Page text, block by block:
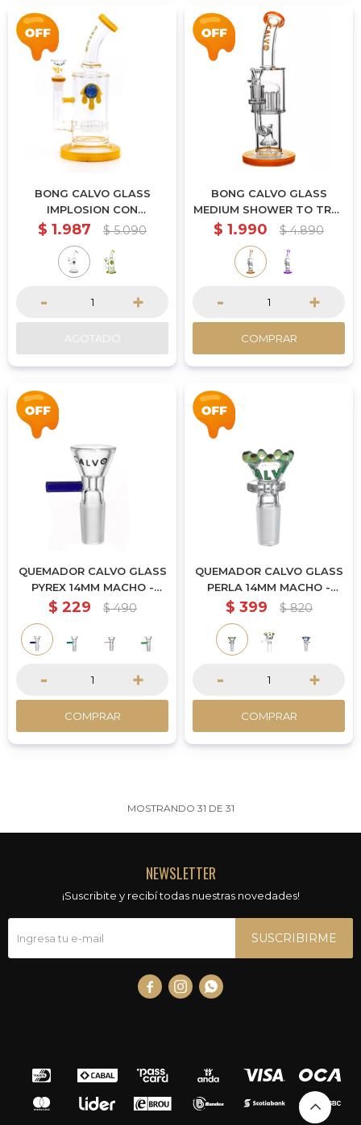
BONG CALVO GLASS
IMPLOSION CON
PERCOLADOR 23CM -
$ 1.987 $ 5.090
- +
AGOTADO
BONG CALVO GLASS
MEDIUM SHOWER TO TREE
PERC 27CM - NARANJA
$ 1.990 $ 4.890
- +
COMPRAR
QUEMADOR CALVO GLASS
PYREX 14MM MACHO -
AZUL
$ 229 $ 490
- +
COMPRAR
QUEMADOR CALVO GLASS
PERLA 14MM MACHO -
VERDE
$ 399 $ 820
- +
COMPRAR
MOSTRANDO 31 DE 31
NEWSLETTER
¡Suscribite y recibí todas nuestras novedades!
SUSCRIBIRME
  